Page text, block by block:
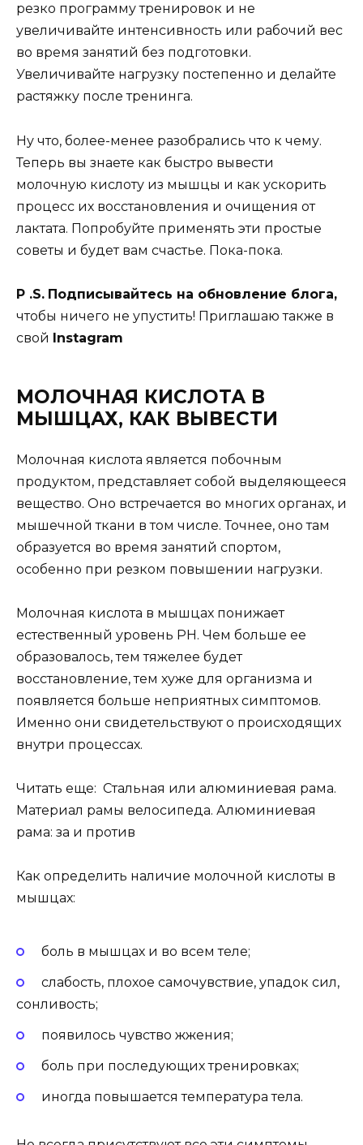
резко программу тренировок и не
увеличивайте интенсивность или рабочий вес
во время занятий без подготовки.
Увеличивайте нагрузку постепенно и делайте
растяжку после тренинга.
Ну что, более-менее разобрались что к чему.
Теперь вы знаете как быстро вывести
молочную кислоту из мышцы и как ускорить
процесс их восстановления и очищения от
лактата. Попробуйте применять эти простые
советы и будет вам счастье. Пока-пока.
P .S. Подписывайтесь на обновление блога,
чтобы ничего не упустить! Приглашаю также в
свой Instagram
МОЛОЧНАЯ КИСЛОТА В
МЫШЦАХ, КАК ВЫВЕСТИ
Молочная кислота является побочным
продуктом, представляет собой выделяющееся
вещество. Оно встречается во многих органах, и
мышечной ткани в том числе. Точнее, оно там
образуется во время занятий спортом,
особенно при резком повышении нагрузки.
Молочная кислота в мышцах понижает
естественный уровень PH. Чем больше ее
образовалось, тем тяжелее будет
восстановление, тем хуже для организма и
появляется больше неприятных симптомов.
Именно они свидетельствуют о происходящих
внутри процессах.
Читать еще: Стальная или алюминиевая рама.
Материал рамы велосипеда. Алюминиевая
рама: за и против
Как определить наличие молочной кислоты в
мышцах:
боль в мышцах и во всем теле;
слабость, плохое самочувствие, упадок сил,
сонливость;
появилось чувство жжения;
боль при последующих тренировках;
иногда повышается температура тела.